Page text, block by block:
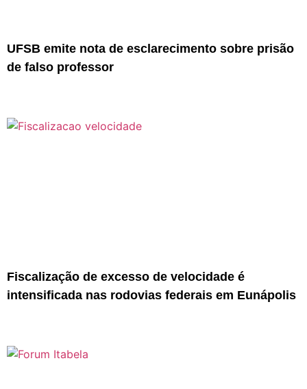
UFSB emite nota de esclarecimento sobre prisão
de falso professor
Fiscalização de excesso de velocidade é
intensificada nas rodovias federais em Eunápolis